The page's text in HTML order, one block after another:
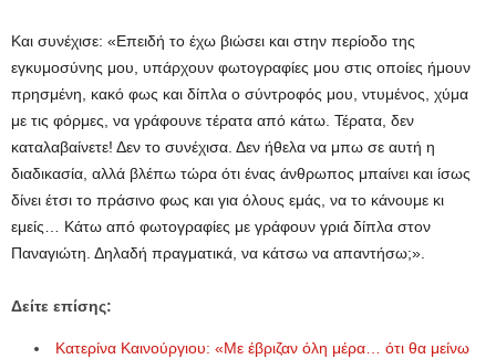
Και συνέχισε: «Επειδή το έχω βιώσει και στην περίοδο της
εγκυμοσύνης μου, υπάρχουν φωτογραφίες μου στις οποίες ήμουν
πρησμένη, κακό φως και δίπλα ο σύντροφός μου, ντυμένος, χύμα
με τις φόρμες, να γράφουνε τέρατα από κάτω. Τέρατα, δεν
καταλαβαίνετε! Δεν το συνέχισα. Δεν ήθελα να μπω σε αυτή η
διαδικασία, αλλά βλέπω τώρα ότι ένας άνθρωπος μπαίνει και ίσως
δίνει έτσι το πράσινο φως και για όλους εμάς, να το κάνουμε κι
εμείς… Κάτω από φωτογραφίες με γράφουν γριά δίπλα στον
Παναγιώτη. Δηλαδή πραγματικά, να κάτσω να απαντήσω;».
Δείτε επίσης:
Κατερίνα Καινούργιου: «Με έβριζαν όλη μέρα… ότι θα μείνω